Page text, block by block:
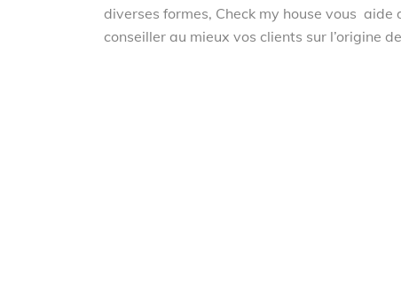
diverses formes, Check my house vous
conseiller au mieux vos clients sur l’origine